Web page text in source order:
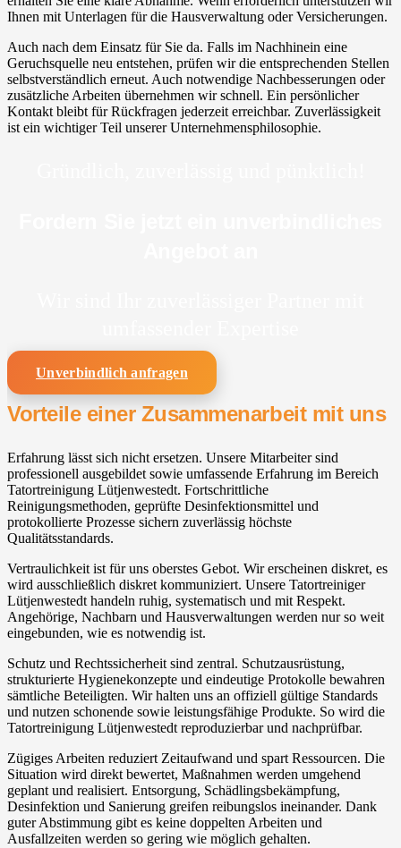
Ihnen mit Unterlagen für die Hausverwaltung oder Versicherungen.
Auch nach dem Einsatz für Sie da. Falls im Nachhinein eine
Geruchsquelle neu entstehen, prüfen wir die entsprechenden Stellen
selbstverständlich erneut. Auch notwendige Nachbesserungen oder
zusätzliche Arbeiten übernehmen wir schnell. Ein persönlicher
Kontakt bleibt für Rückfragen jederzeit erreichbar. Zuverlässigkeit
ist ein wichtiger Teil unserer Unternehmensphilosophie.
Unverbindlich anfragen
Vorteile einer Zusammenarbeit mit uns
Erfahrung lässt sich nicht ersetzen. Unsere Mitarbeiter sind
professionell ausgebildet sowie umfassende Erfahrung im Bereich
Tatortreinigung Lütjenwestedt. Fortschrittliche
Reinigungsmethoden, geprüfte Desinfektionsmittel und
protokollierte Prozesse sichern zuverlässig höchste
Qualitätsstandards.
Vertraulichkeit ist für uns oberstes Gebot. Wir erscheinen diskret, es
wird ausschließlich diskret kommuniziert. Unsere Tatortreiniger
Lütjenwestedt handeln ruhig, systematisch und mit Respekt.
Angehörige, Nachbarn und Hausverwaltungen werden nur so weit
eingebunden, wie es notwendig ist.
Schutz und Rechtssicherheit sind zentral. Schutzausrüstung,
strukturierte Hygienekonzepte und eindeutige Protokolle bewahren
sämtliche Beteiligten. Wir halten uns an offiziell gültige Standards
und nutzen schonende sowie leistungsfähige Produkte. So wird die
Tatortreinigung Lütjenwestedt reproduzierbar und nachprüfbar.
Zügiges Arbeiten reduziert Zeitaufwand und spart Ressourcen. Die
Situation wird direkt bewertet, Maßnahmen werden umgehend
geplant und realisiert. Entsorgung, Schädlingsbekämpfung,
Desinfektion und Sanierung greifen reibungslos ineinander. Dank
guter Abstimmung gibt es keine doppelten Arbeiten und
Ausfallzeiten werden so gering wie möglich gehalten.